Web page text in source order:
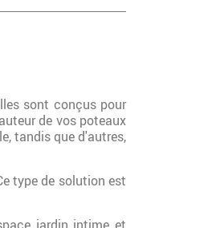
sont conçus pour
de vos poteaux
tandis que d'autres,
type de solution est